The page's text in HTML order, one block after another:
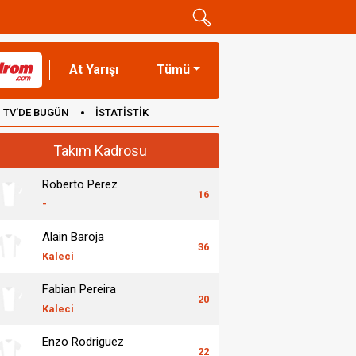
At Yarışı Tümü
TV'DE BUGÜN İSTATİSTİK
Takım Kadrosu
Roberto Perez
-
16
Alain Baroja
Kaleci
36
Fabian Pereira
Kaleci
20
Enzo Rodriguez
22